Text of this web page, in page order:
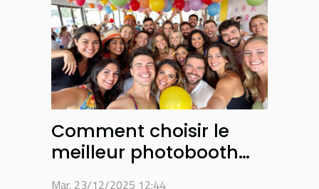
Comment choisir le
meilleur photobooth
Mar. 23/12/2025 12:44